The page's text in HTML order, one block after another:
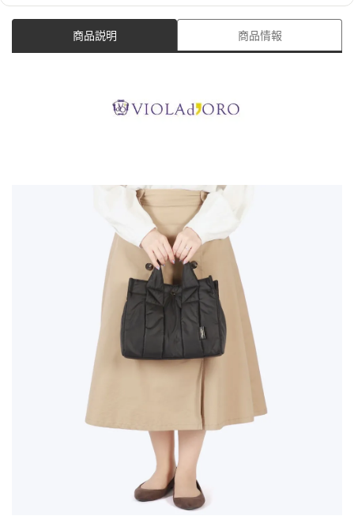
商品説明 商品情報